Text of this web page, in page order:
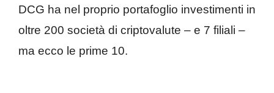
DCG ha nel proprio portafoglio investimenti in
oltre 200 società di criptovalute – e 7 filiali –
ma ecco le prime 10.